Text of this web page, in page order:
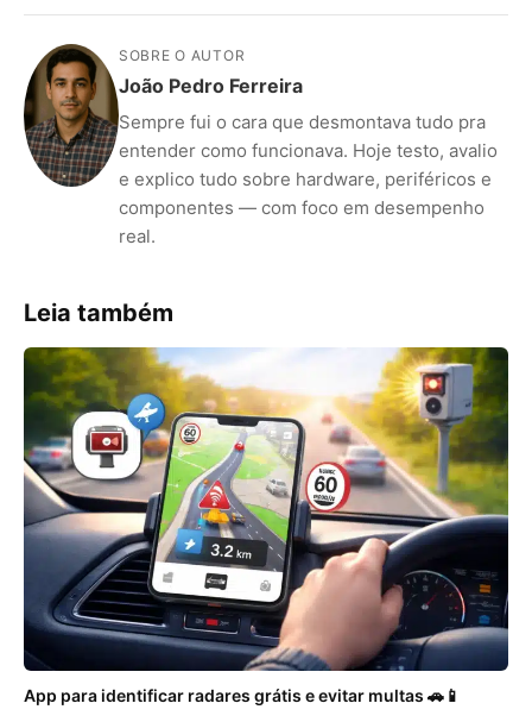
SOBRE O AUTOR
João Pedro Ferreira
Sempre fui o cara que desmontava tudo pra
entender como funcionava. Hoje testo, avalio
e explico tudo sobre hardware, periféricos e
componentes — com foco em desempenho
real.
Leia também
App para identificar radares grátis e evitar multas 🚗📱